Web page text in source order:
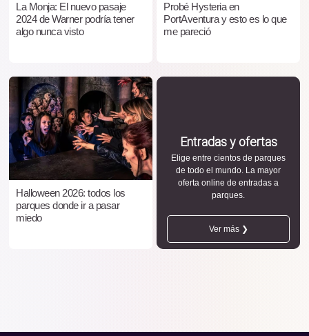
La Monja: El nuevo pasaje
2024 de Warner podría tener
algo nunca visto
Probé Hysteria en
PortAventura y esto es lo que
me pareció
Halloween 2026: todos los
parques donde ir a pasar
miedo
Entradas y ofertas
Elige entre cientos de parques
de todo el mundo. La mayor
oferta online de entradas a
parques.
Ver más ❯